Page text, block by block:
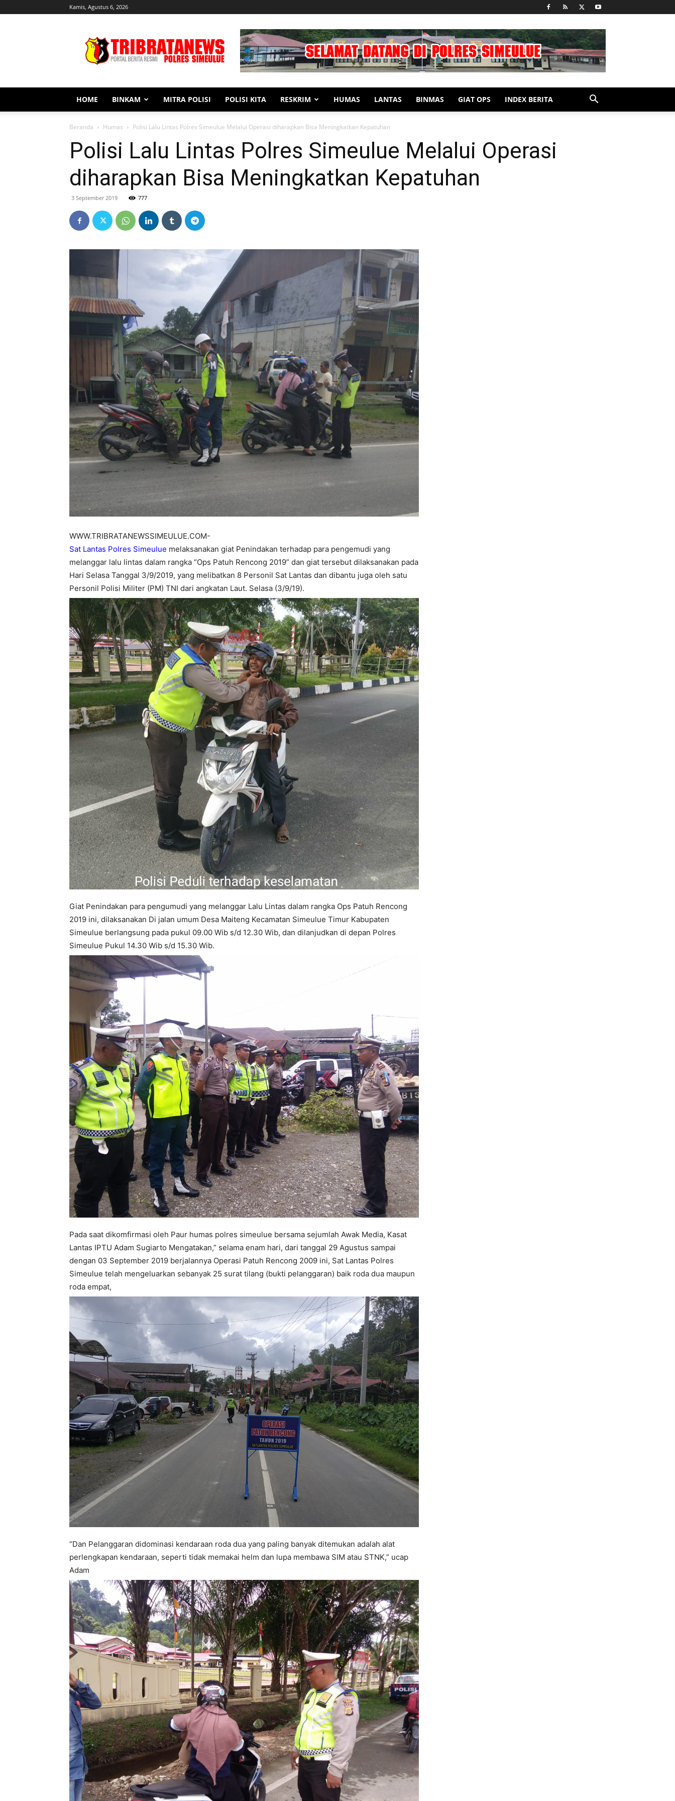
Kamis, Agustus 6, 2026
Simeulue
HOME BINKAM MITRA POLISI POLISI KITA RESKRIM HUMAS LANTAS BINMAS GIAT OPS INDEX BERITA
Beranda Humas Polisi Lalu Lintas Polres Simeulue Melalui Operasi diharapkan Bisa Meningkatkan Kepatuhan
Polisi Lalu Lintas Polres Simeulue Melalui Operasi
diharapkan Bisa Meningkatkan Kepatuhan
3 September 2019 777
WWW.TRIBRATANEWSSIMEULUE.COM-
Sat Lantas Polres Simeulue melaksanakan giat Penindakan terhadap para pengemudi yang
melanggar lalu lintas dalam rangka “Ops Patuh Rencong 2019” dan giat tersebut dilaksanakan pada
Hari Selasa Tanggal 3/9/2019, yang melibatkan 8 Personil Sat Lantas dan dibantu juga oleh satu
Personil Polisi Militer (PM) TNI dari angkatan Laut. Selasa (3/9/19).
Giat Penindakan para pengumudi yang melanggar Lalu Lintas dalam rangka Ops Patuh Rencong
2019 ini, dilaksanakan Di jalan umum Desa Maiteng Kecamatan Simeulue Timur Kabupaten
Simeulue berlangsung pada pukul 09.00 Wib s/d 12.30 Wib, dan dilanjudkan di depan Polres
Simeulue Pukul 14.30 Wib s/d 15.30 Wib.
Pada saat dikomfirmasi oleh Paur humas polres simeulue bersama sejumlah Awak Media, Kasat
Lantas IPTU Adam Sugiarto Mengatakan,” selama enam hari, dari tanggal 29 Agustus sampai
dengan 03 September 2019 berjalannya Operasi Patuh Rencong 2009 ini, Sat Lantas Polres
Simeulue telah mengeluarkan sebanyak 25 surat tilang (bukti pelanggaran) baik roda dua maupun
roda empat,
“Dan Pelanggaran didominasi kendaraan roda dua yang paling banyak ditemukan adalah alat
perlengkapan kendaraan, seperti tidak memakai helm dan lupa membawa SIM atau STNK,” ucap
Adam